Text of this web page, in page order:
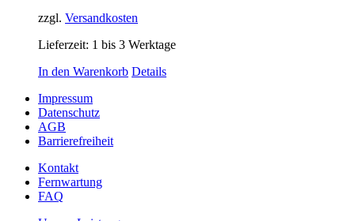
zzgl. Versandkosten
Lieferzeit: 1 bis 3 Werktage
In den Warenkorb Details
Impressum
Datenschutz
AGB
Barrierefreiheit
Kontakt
Fernwartung
FAQ